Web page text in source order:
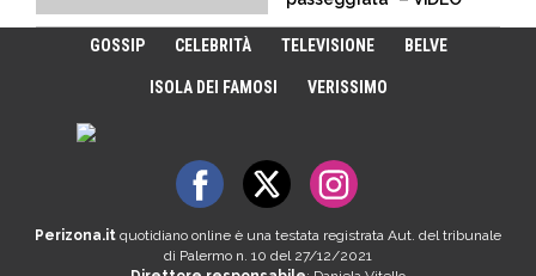
GOSSIP CELEBRITÀ TELEVISIONE BELVE
ISOLA DEI FAMOSI VERISSIMO
Perizona.it quotidiano online è una testata registrata Aut. del tribunale
di Palermo n. 10 del 27/12/2021